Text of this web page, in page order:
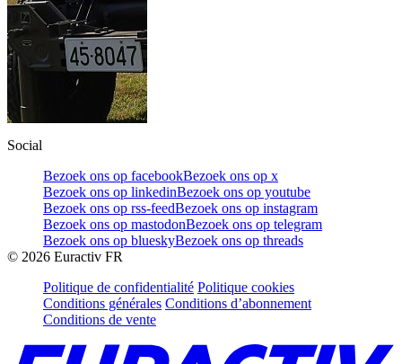
Social
Bezoek ons op facebookBezoek ons op x
Bezoek ons op linkedinBezoek ons op youtube
Bezoek ons op rss-feedBezoek ons op instagram
Bezoek ons op mastodonBezoek ons op telegram
Bezoek ons op blueskyBezoek ons op threads
© 2026 Euractiv FR
Politique de confidentialité Politique cookies
Conditions générales Conditions d’abonnement
Conditions de vente